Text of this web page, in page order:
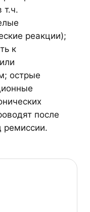
т.ч.
реакции);
к
острые
после
ремиссии.